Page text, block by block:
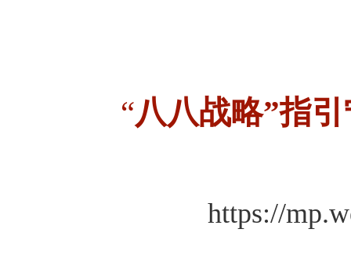
“八八战略”指
https://